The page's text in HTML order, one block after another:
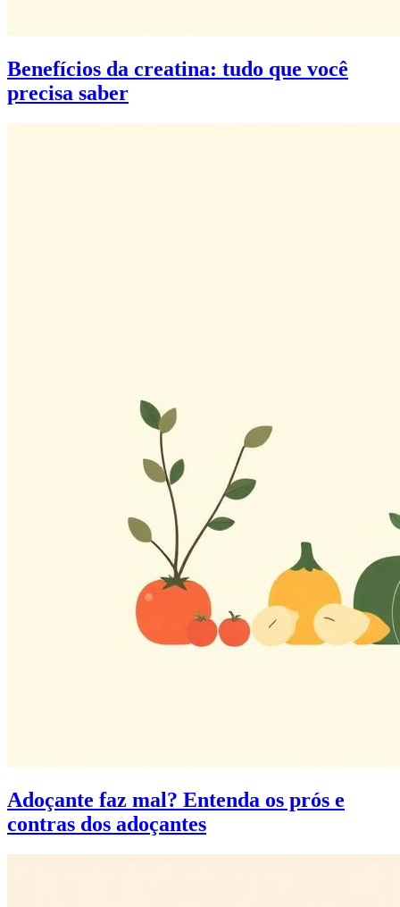
Benefícios da creatina: tudo que você
precisa saber
Adoçante faz mal? Entenda os prós e
contras dos adoçantes